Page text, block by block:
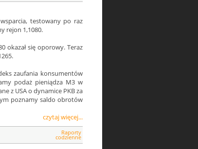
testowany po raz
rejon 1,1080.
okazał się oporowy. Teraz
zaufania konsumentów
podaż pieniądza M3 w
z USA o dynamice PKB za
poznamy saldo obrotów
czytaj więcej...
Raporty
codzienne